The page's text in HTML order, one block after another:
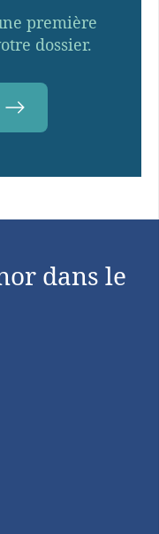
première
dossier.
dans le